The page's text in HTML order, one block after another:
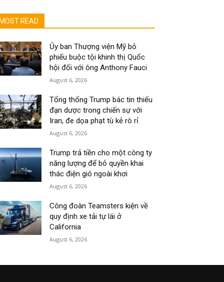
MOST READ
Ủy ban Thượng viện Mỹ bỏ
phiếu buộc tội khinh thị Quốc
hội đối với ông Anthony Fauci
August 6, 2026
Tổng thống Trump bác tin thiếu
đạn dược trong chiến sự với
Iran, đe dọa phạt tù kẻ rò rỉ
August 6, 2026
Trump trả tiền cho một công ty
năng lượng để bỏ quyền khai
thác điện gió ngoài khơi
August 6, 2026
Công đoàn Teamsters kiện về
quy định xe tải tự lái ở
California
August 6, 2026